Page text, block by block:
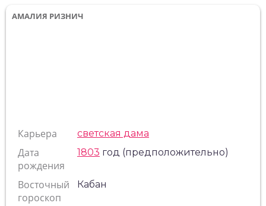
АМАЛИЯ РИЗНИЧ
Карьера светская дама
Дата
рождения
1803 год (предположительно)
Восточный
гороскоп
Кабан